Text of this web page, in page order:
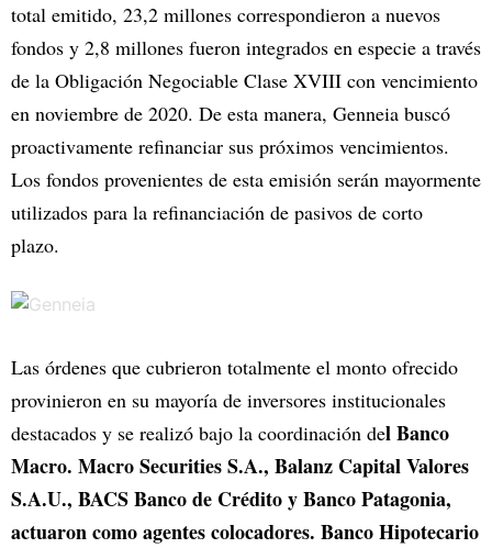
total emitido, 23,2 millones correspondieron a nuevos
fondos y 2,8 millones fueron integrados en especie a través
de la Obligación Negociable Clase XVIII con vencimiento
en noviembre de 2020. De esta manera, Genneia buscó
proactivamente refinanciar sus próximos vencimientos.
Los fondos provenientes de esta emisión serán mayormente
utilizados para la refinanciación de pasivos de corto
plazo.
Las órdenes que cubrieron totalmente el monto ofrecido
provinieron en su mayoría de inversores institucionales
destacados y se realizó bajo la coordinación del Banco
Macro. Macro Securities S.A., Balanz Capital Valores
S.A.U., BACS Banco de Crédito y Banco Patagonia,
actuaron como agentes colocadores. Banco Hipotecario